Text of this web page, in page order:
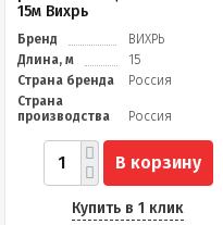
15м Вихрь
Бренд
ВИХРЬ
Длина, м
15
Страна бренда
Россия
Страна
производства
Россия
В корзину
Купить в 1 клик